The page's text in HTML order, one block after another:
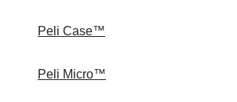
Peli Case™
Peli Micro™